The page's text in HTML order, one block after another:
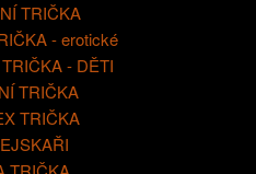
TRIČKA
- erotické
- DĚTI
TRIČKA
TRIČKA